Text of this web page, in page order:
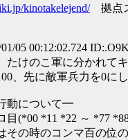
kinotakelejend/拠点
01/05 00:12:02.724
たけのこ軍に分かれて
、先に敵軍兵力を0に
動について━
目(*00 *11 *22 ～ *77
その時のコンマ百の位